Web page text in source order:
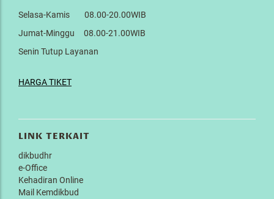
Selasa-Kamis 08.00-20.00WIB
Jumat-Minggu 08.00-21.00WIB
Senin Tutup Layanan
HARGA TIKET
LINK TERKAIT
dikbudhr
e-Office
Kehadiran Online
Mail Kemdikbud